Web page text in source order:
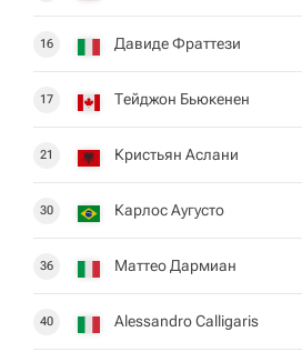
16 Давиде Фраттези
17 Тейджон Бьюкенен
21 Кристьян Аслани
30 Карлос Аугусто
36 Маттео Дармиан
40 Alessandro Calligaris